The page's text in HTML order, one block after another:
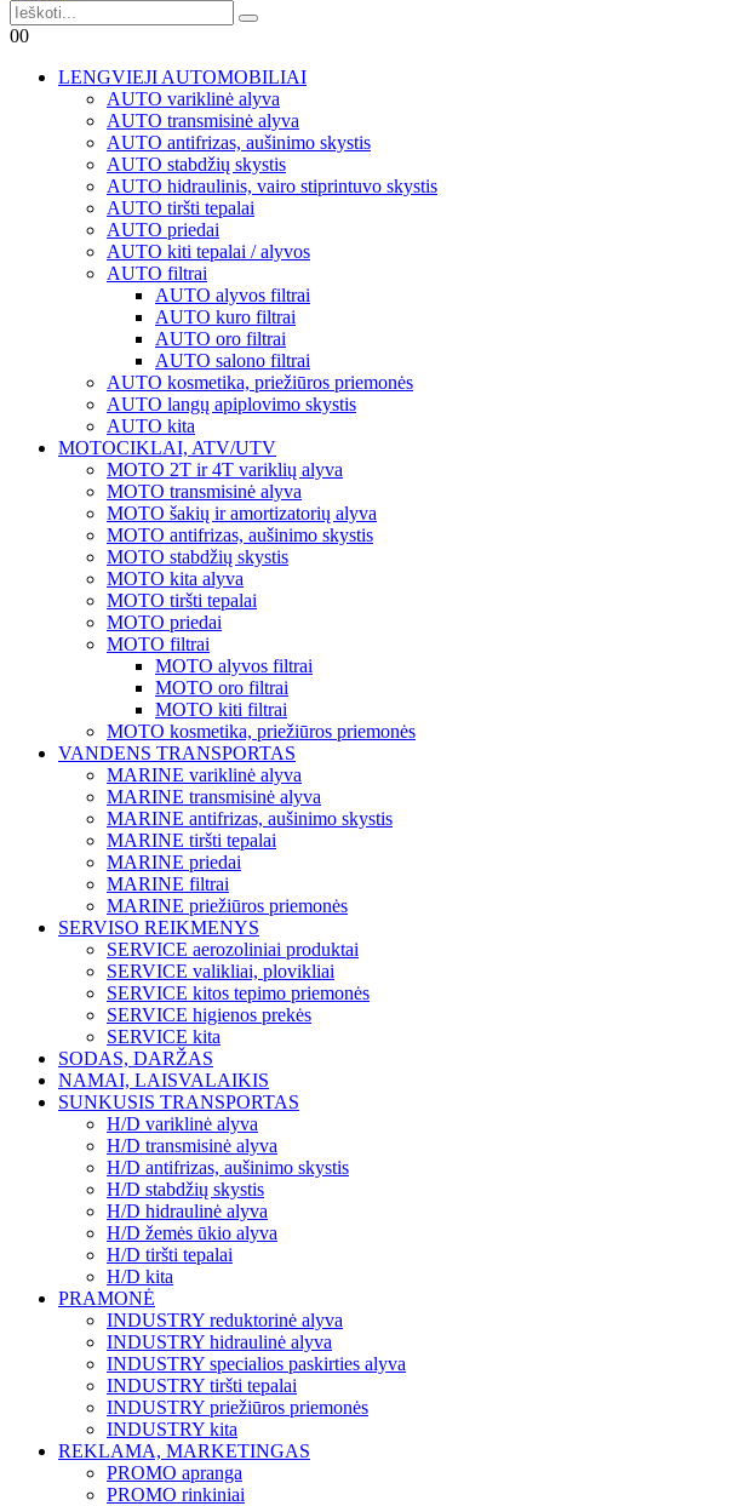
00
LENGVIEJI AUTOMOBILIAI
AUTO variklinė alyva
AUTO transmisinė alyva
AUTO antifrizas, aušinimo skystis
AUTO stabdžių skystis
AUTO hidraulinis, vairo stiprintuvo skystis
AUTO tiršti tepalai
AUTO priedai
AUTO kiti tepalai / alyvos
AUTO filtrai
AUTO alyvos filtrai
AUTO kuro filtrai
AUTO oro filtrai
AUTO salono filtrai
AUTO kosmetika, priežiūros priemonės
AUTO langų apiplovimo skystis
AUTO kita
MOTOCIKLAI, ATV/UTV
MOTO 2T ir 4T variklių alyva
MOTO transmisinė alyva
MOTO šakių ir amortizatorių alyva
MOTO antifrizas, aušinimo skystis
MOTO stabdžių skystis
MOTO kita alyva
MOTO tiršti tepalai
MOTO priedai
MOTO filtrai
MOTO alyvos filtrai
MOTO oro filtrai
MOTO kiti filtrai
MOTO kosmetika, priežiūros priemonės
VANDENS TRANSPORTAS
MARINE variklinė alyva
MARINE transmisinė alyva
MARINE antifrizas, aušinimo skystis
MARINE tiršti tepalai
MARINE priedai
MARINE filtrai
MARINE priežiūros priemonės
SERVISO REIKMENYS
SERVICE aerozoliniai produktai
SERVICE valikliai, plovikliai
SERVICE kitos tepimo priemonės
SERVICE higienos prekės
SERVICE kita
SODAS, DARŽAS
NAMAI, LAISVALAIKIS
SUNKUSIS TRANSPORTAS
H/D variklinė alyva
H/D transmisinė alyva
H/D antifrizas, aušinimo skystis
H/D stabdžių skystis
H/D hidraulinė alyva
H/D žemės ūkio alyva
H/D tiršti tepalai
H/D kita
PRAMONĖ
INDUSTRY reduktorinė alyva
INDUSTRY hidraulinė alyva
INDUSTRY specialios paskirties alyva
INDUSTRY tiršti tepalai
INDUSTRY priežiūros priemonės
INDUSTRY kita
REKLAMA, MARKETINGAS
PROMO apranga
PROMO rinkiniai